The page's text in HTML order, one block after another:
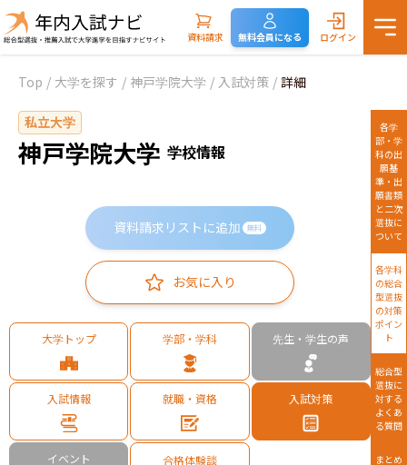
資料請求 無料会員になる ログイン
Top / 大学を探す / 神戸学院大学 / 入試対策 / 詳細
私立大学
神戸学院大学 学校情報
資料請求リストに追加 無料
お気に入り
大学トップ 学部・学科 先生・学生の声
入試情報 就職・資格 入試対策
イベント 合格体験談
各学
部・学
科の出
願基
準・出
願書類
と二次
選抜に
ついて
各学科
の総合
型選抜
の対策
ポイン
ト
総合型
選抜に
対する
よくあ
る質問
まとめ